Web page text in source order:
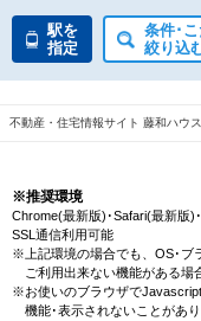
駅を
指定
条件･
絞り込
不動産・住宅情報サイト 藤和ハウス
※推奨環境
Chrome(最新版)･Safari(最新版)
SSL通信利用可能
※上記環境の場合でも、OS･ブ
ご利用出来ない機能がある場
※お使いのブラウザで
機能･表示されないことがあり